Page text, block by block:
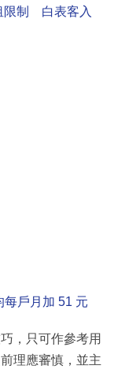
限制 白表客入
戶月加 51 元
，只可作參考用
理應審慎，並主